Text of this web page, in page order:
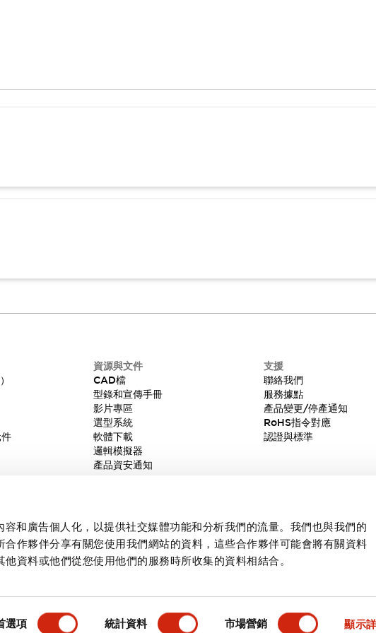
容和廣告個人化，以提供社交媒體功能和分析我們的流量。我們也與我們的
合作夥伴分享有關您使用我們網站的資料，這些合作夥伴可能會將有關資料
資料或他們從您使用他們的服務時所收集的資料相結合。
選項 統計資料 市場營銷 顯示
產品詳情 主要特點 規格 文件和檔案
資源與文件
CAD檔
型錄和宣傳手冊
影片專區
選型系統
軟體下載
邏輯模擬器
產品資安通知
支援
聯絡我們
服務據點
產品變更/停產通知
RoHS指令對應
認證與標準